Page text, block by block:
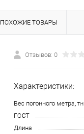
ПОХОЖИЕ ТОВАРЫ
Отзывов: 0
Характеристики:
Вес погонного метра, тн
ГОСТ
Длина